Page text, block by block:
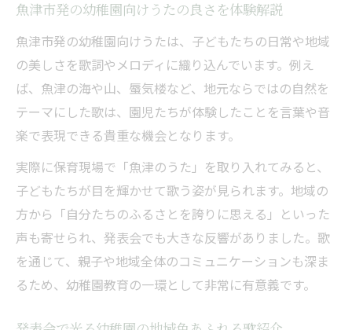
魚津市発の幼稚園向けうたの良さを体験解説
魚津市発の幼稚園向けうたは、子どもたちの日常や地域
の美しさを歌詞やメロディに織り込んでいます。例え
ば、魚津の海や山、蜃気楼など、地元ならではの自然を
テーマにした歌は、園児たちが体験したことを言葉や音
楽で表現できる貴重な機会となります。
実際に保育現場で「魚津のうた」を取り入れてみると、
子どもたちが目を輝かせて歌う姿が見られます。地域の
方から「自分たちのふるさとを誇りに思える」といった
声も寄せられ、発表会でも大きな反響がありました。歌
を通じて、親子や地域全体のコミュニケーションも深ま
るため、幼稚園教育の一環として非常に有意義です。